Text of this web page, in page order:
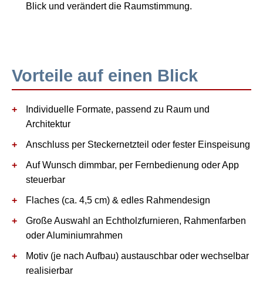
Blick und verändert die Raumstimmung.
Vorteile auf einen Blick
Individuelle Formate, passend zu Raum und
Architektur
Anschluss per Steckernetzteil oder fester Einspeisung
Auf Wunsch dimmbar, per Fernbedienung oder App
steuerbar
Flaches (ca. 4,5 cm) & edles Rahmendesign
Große Auswahl an Echtholzfurnieren, Rahmenfarben
oder Aluminiumrahmen
Motiv (je nach Aufbau) austauschbar oder wechselbar
realisierbar